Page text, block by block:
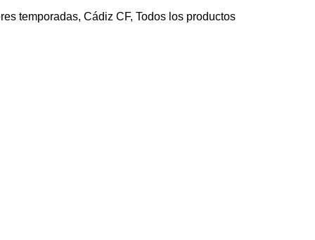
temporadas, Cádiz CF, Todos los productos